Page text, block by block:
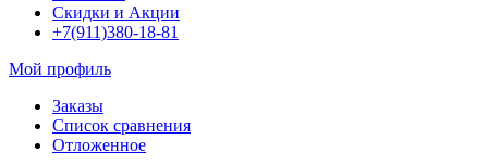
Скидки и Акции
+7(911)380-18-81
Мой профиль
Заказы
Список сравнения
Отложенное